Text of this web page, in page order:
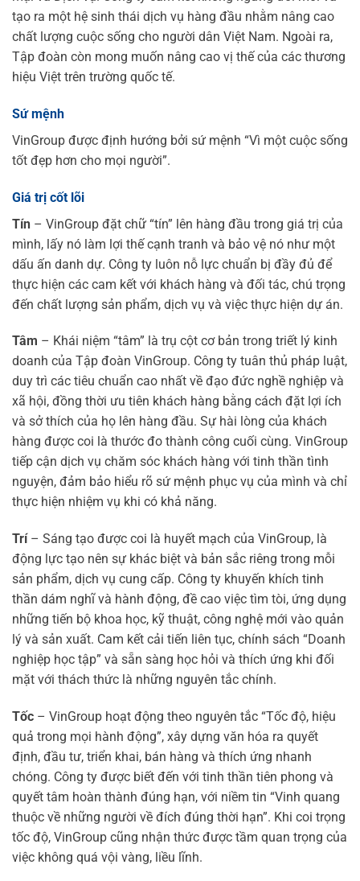
tạo ra một hệ sinh thái dịch vụ hàng đầu nhằm nâng cao
chất lượng cuộc sống cho người dân Việt Nam. Ngoài ra,
Tập đoàn còn mong muốn nâng cao vị thế của các thương
hiệu Việt trên trường quốc tế.
Sứ mệnh
VinGroup được định hướng bởi sứ mệnh “Vì một cuộc sống
tốt đẹp hơn cho mọi người”.
Giá trị cốt lõi
Tín – VinGroup đặt chữ “tín” lên hàng đầu trong giá trị của
mình, lấy nó làm lợi thế cạnh tranh và bảo vệ nó như một
dấu ấn danh dự. Công ty luôn nỗ lực chuẩn bị đầy đủ để
thực hiện các cam kết với khách hàng và đối tác, chú trọng
đến chất lượng sản phẩm, dịch vụ và việc thực hiện dự án.
Tâm – Khái niệm “tâm” là trụ cột cơ bản trong triết lý kinh
doanh của Tập đoàn VinGroup. Công ty tuân thủ pháp luật,
duy trì các tiêu chuẩn cao nhất về đạo đức nghề nghiệp và
xã hội, đồng thời ưu tiên khách hàng bằng cách đặt lợi ích
và sở thích của họ lên hàng đầu. Sự hài lòng của khách
hàng được coi là thước đo thành công cuối cùng. VinGroup
tiếp cận dịch vụ chăm sóc khách hàng với tinh thần tình
nguyện, đảm bảo hiểu rõ sứ mệnh phục vụ của mình và chỉ
thực hiện nhiệm vụ khi có khả năng.
Trí– Sáng tạo được coi là huyết mạch của VinGroup, là
động lực tạo nên sự khác biệt và bản sắc riêng trong mỗi
sản phẩm, dịch vụ cung cấp. Công ty khuyến khích tinh
thần dám nghĩ và hành động, đề cao việc tìm tòi, ứng dụng
những tiến bộ khoa học, kỹ thuật, công nghệ mới vào quản
lý và sản xuất. Cam kết cải tiến liên tục, chính sách “Doanh
nghiệp học tập” và sẵn sàng học hỏi và thích ứng khi đối
mặt với thách thức là những nguyên tắc chính.
Tốc – VinGroup hoạt động theo nguyên tắc “Tốc độ, hiệu
quả trong mọi hành động”, xây dựng văn hóa ra quyết
định, đầu tư, triển khai, bán hàng và thích ứng nhanh
chóng. Công ty được biết đến với tinh thần tiên phong và
quyết tâm hoàn thành đúng hạn, với niềm tin “Vinh quang
thuộc về những người về đích đúng thời hạn”. Khi coi trọng
tốc độ, VinGroup cũng nhận thức được tầm quan trọng của
việc không quá vội vàng, liều lĩnh.